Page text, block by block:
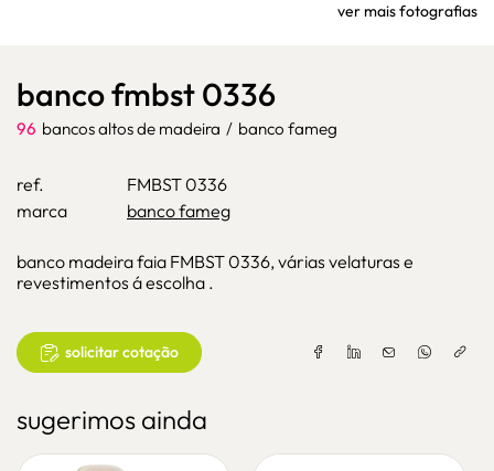
ver mais fotografias
banco fmbst 0336
96 bancos altos de madeira / banco fameg
ref.
FMBST 0336
marca
banco fameg
banco madeira faia FMBST 0336, várias velaturas e
revestimentos á escolha .
solicitar cotação
sugerimos ainda